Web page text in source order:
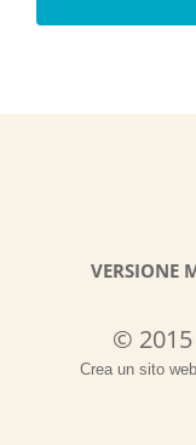
VERSIONE
©
Crea un sito